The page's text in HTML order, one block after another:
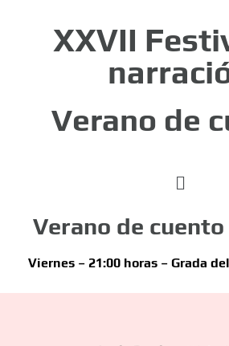
XXVII
Verano de
Verano de
Viernes – 21:00 horas – Grada